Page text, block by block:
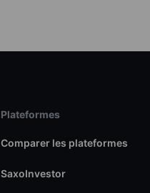
Plateformes
Comparer les plateformes
SaxoInvestor